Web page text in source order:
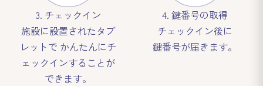
3. チェックイン
施設に設置されたタブ
レットで かんたんにチ
ェックインすることが
できます。
4. 鍵番号の取得
チェックイン後に
鍵番号が届きます。